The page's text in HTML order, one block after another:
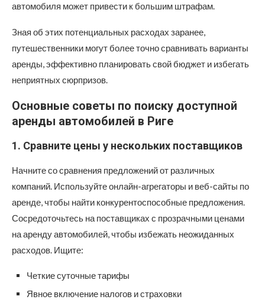
автомобиля может привести к большим штрафам.
Зная об этих потенциальных расходах заранее,
путешественники могут более точно сравнивать варианты
аренды, эффективно планировать свой бюджет и избегать
неприятных сюрпризов.
Основные советы по поиску доступной
аренды автомобилей в Риге
1. Сравните цены у нескольких поставщиков
Начните со сравнения предложений от различных
компаний. Используйте онлайн-агрегаторы и веб-сайты по
аренде, чтобы найти конкурентоспособные предложения.
Сосредоточьтесь на поставщиках с прозрачными ценами
на аренду автомобилей, чтобы избежать неожиданных
расходов. Ищите:
Четкие суточные тарифы
Явное включение налогов и страховки